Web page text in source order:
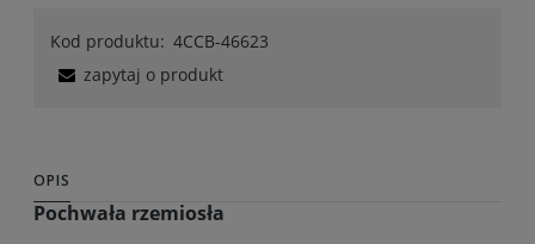
Kod produktu: 4CCB-46623
zapytaj o produkt
OPIS
Pochwała rzemiosła